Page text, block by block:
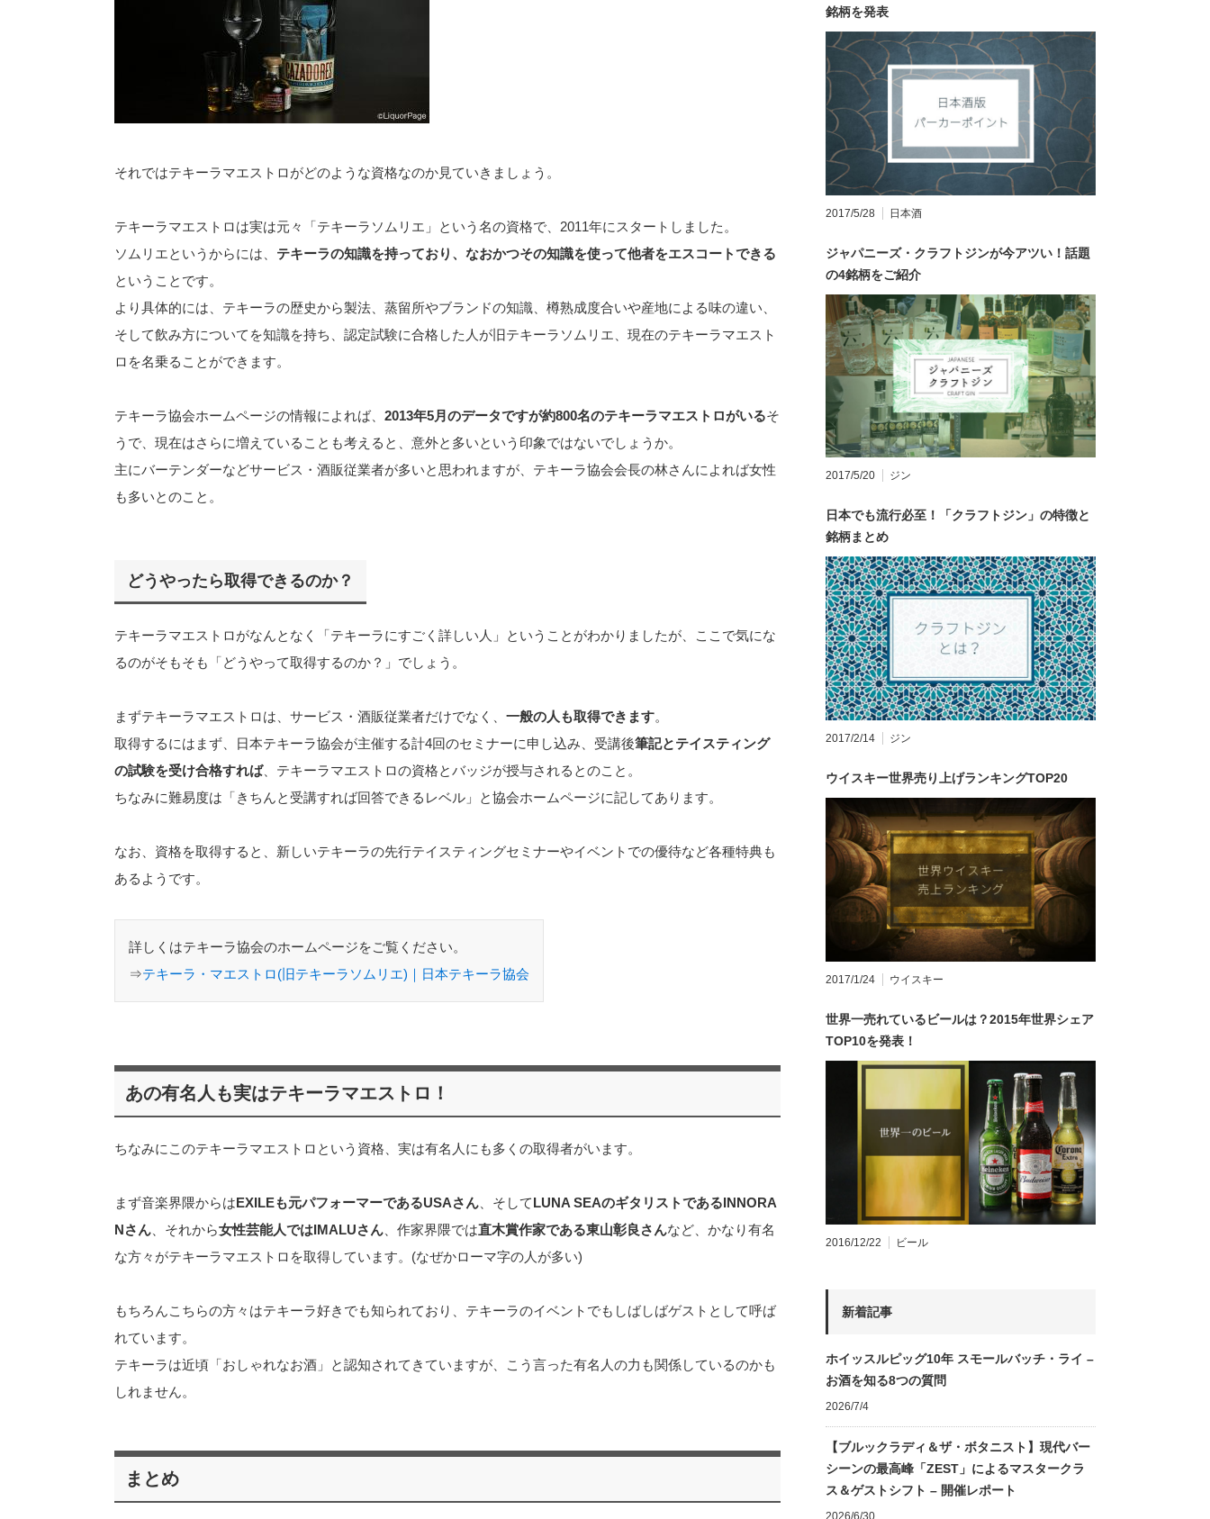
それではテキーラマエストロがどのような資格なのか見ていきましょう。
テキーラマエストロは実は元々「テキーラソムリエ」という名の資格で、2011年にスタートしました。
ソムリエというからには、 テキーラの知識を持っており、なおかつその知識を使って他者をエスコートできる
ということです。
より具体的には、テキーラの歴史から製法、蒸留所やブランドの知識、樽熟成度合いや産地による味の違い、
そして飲み方についてを知識を持ち、認定試験に合格した人が旧テキーラソムリエ、現在のテキーラマエスト
ロを名乗ることができます。
テキーラ協会ホームページの情報によれば、 2013年5月のデータですが約800名のテキーラマエストロがいるそ
うで、現在はさらに増えていることも考えると、意外と多いという印象ではないでしょうか。
主にバーテンダーなどサービス・酒販従業者が多いと思われますが、テキーラ協会会長の林さんによれば女性
も多いとのこと。
どうやったら取得できるのか？
テキーラマエストロがなんとなく「テキーラにすごく詳しい人」ということがわかりましたが、ここで気にな
るのがそもそも「どうやって取得するのか？」でしょう。
まずテキーラマエストロは、サービス・酒販従業者だけでなく、 一般の人も取得できます。
取得するにはまず、日本テキーラ協会が主催する計4回のセミナーに申し込み、受講後筆記とテイスティング
の試験を受け合格すれば、テキーラマエストロの資格とバッジが授与されるとのこと。
ちなみに難易度は「きちんと受講すれば回答できるレベル」と協会ホームページに記してあります。
なお、資格を取得すると、新しいテキーラの先行テイスティングセミナーやイベントでの優待など各種特典も
あるようです。
詳しくはテキーラ協会のホームページをご覧ください。
⇒テキーラ・マエストロ(旧テキーラソムリエ)｜日本テキーラ協会
あの有名人も実はテキーラマエストロ！
ちなみにこのテキーラマエストロという資格、実は有名人にも多くの取得者がいます。
まず音楽界隈からはEXILEも元パフォーマーであるUSAさん 、そしてLUNA SEAのギタリストであるINNORA
Nさん 、それから女性芸能人ではIMALUさん 、作家界隈では直木賞作家である東山彰良さんなど、かなり有名
な方々がテキーラマエストロを取得しています。(なぜかローマ字の人が多い)
もちろんこちらの方々はテキーラ好きでも知られており、テキーラのイベントでもしばしばゲストとして呼ば
れています。
テキーラは近頃「おしゃれなお酒」と認知されてきていますが、こう言った有名人の力も関係しているのかも
しれません。
まとめ
銘柄を発表
2017/5/28 日本酒
ジャパニーズ・クラフトジンが今アツい！話題
の4銘柄をご紹介
2017/5/20 ジン
日本でも流行必至！「クラフトジン」の特徴と
銘柄まとめ
2017/2/14 ジン
ウイスキー世界売り上げランキングTOP20
2017/1/24 ウイスキー
世界一売れているビールは？2015年世界シェア
TOP10を発表！
2016/12/22 ビール
新着記事
ホイッスルピッグ10年 スモールバッチ・ライ –
お酒を知る8つの質問
2026/7/4
【ブルックラディ＆ザ・ボタニスト】現代バー
シーンの最高峰「ZEST」によるマスタークラ
ス＆ゲストシフト – 開催レポート
2026/6/30